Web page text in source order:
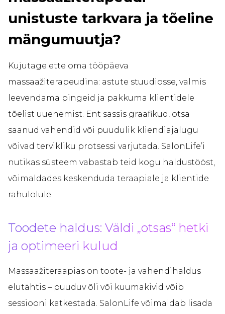
unistuste tarkvara ja tõeline
mängumuutja?
Kujutage ette oma tööpäeva
massaažiterapeudina: astute stuudiosse, valmis
leevendama pingeid ja pakkuma klientidele
tõelist uuenemist. Ent sassis graafikud, otsa
saanud vahendid või puudulik kliendiajalugu
võivad tervikliku protsessi varjutada. SalonLife’i
nutikas süsteem vabastab teid kogu haldustööst,
võimaldades keskenduda teraapiale ja klientide
rahulolule.
Toodete haldus: Väldi „otsas“ hetki
ja optimeeri kulud
Massaažiteraapias on toote- ja vahendihaldus
elutähtis – puuduv õli või kuumakivid võib
sessiooni katkestada. SalonLife võimaldab lisada